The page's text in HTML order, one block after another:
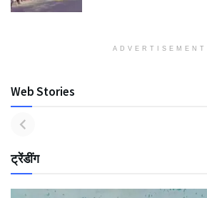
ADVERTISEMENT
Web Stories
ट्रेंडींग